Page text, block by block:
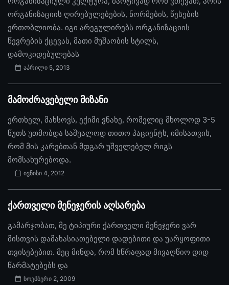
ორგანიზაციის ღირებულებების, ნორმების, წესების
ერთობლიობა. იგი არეგულირებს ორგანიზაციის
წევრების ქცევას, მათი მუშაობის სტილს,
დამოკიდებულებას
აპრილი 5, 2013
მამოძრავებელი მიზანი
ერთხელ, მახსოვს, ექიმი ვნახე, რომელიც მხოლოდ 3-5
წუთს უთმობდა საშუალოდ თითო პაციენტს, იმისათვის,
რომ მის კარებთან მდგარ უშველებელ რიგს
მომსახურებოდა.
ივნისი 4, 2012
ქართველი მენეჯერის აღსარება
გამარჯობათ, მე ტიპიური ქართველი მენეჯერი ვარ
მისთვის დამახასიათებელი დადებითი და უარყოფითი
თვისებებით. მეც მინდა, რომ სწრაფად მივაღწიო დიდ
წარმატებებს და
ნოემბერი 2, 2009